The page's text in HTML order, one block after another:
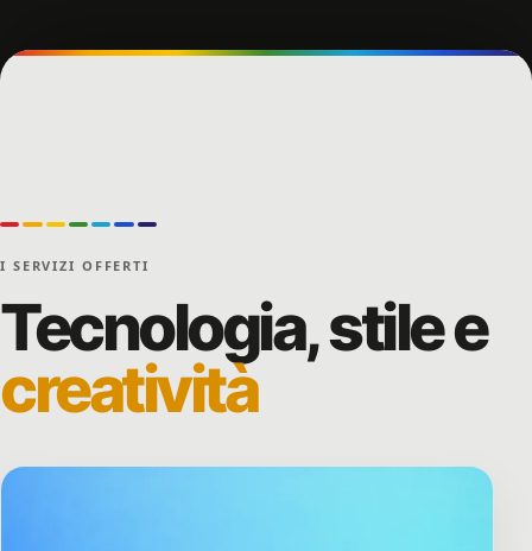
I SERVIZI OFFERTI
Tecnologia, stile e
creatività